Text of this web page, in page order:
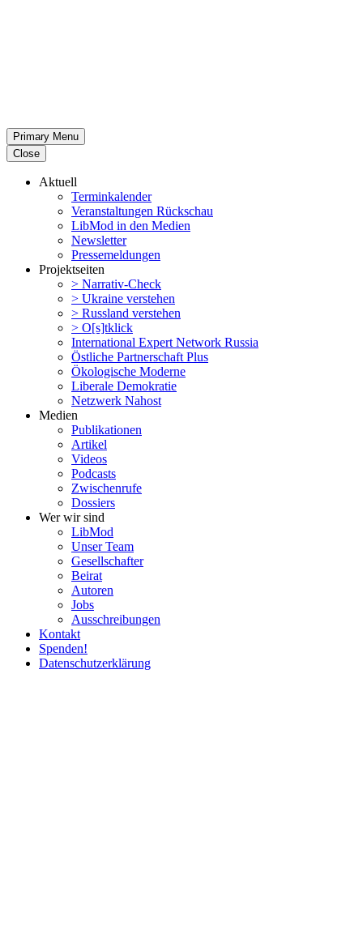
Primary Menu
Close
Aktuell
Termin­ka­lender
Veran­stal­tungen Rückschau
LibMod in den Medien
Newsletter
Presse­mel­dungen
Projekt­seiten
> Narrativ-Check
> Ukraine verstehen
> Russland verstehen
> O[s]tklick
Inter­na­tional Expert Network Russia
Östliche Partner­schaft Plus
Ökolo­gische Moderne
Liberale Demokratie
Netzwerk Nahost
Medien
Publi­ka­tionen
Artikel
Videos
Podcasts
Zwischenrufe
Dossiers
Wer wir sind
LibMod
Unser Team
Gesell­schafter
Beirat
Autoren
Jobs
Ausschrei­bungen
Kontakt
Spenden!
Daten­schutz­er­klärung